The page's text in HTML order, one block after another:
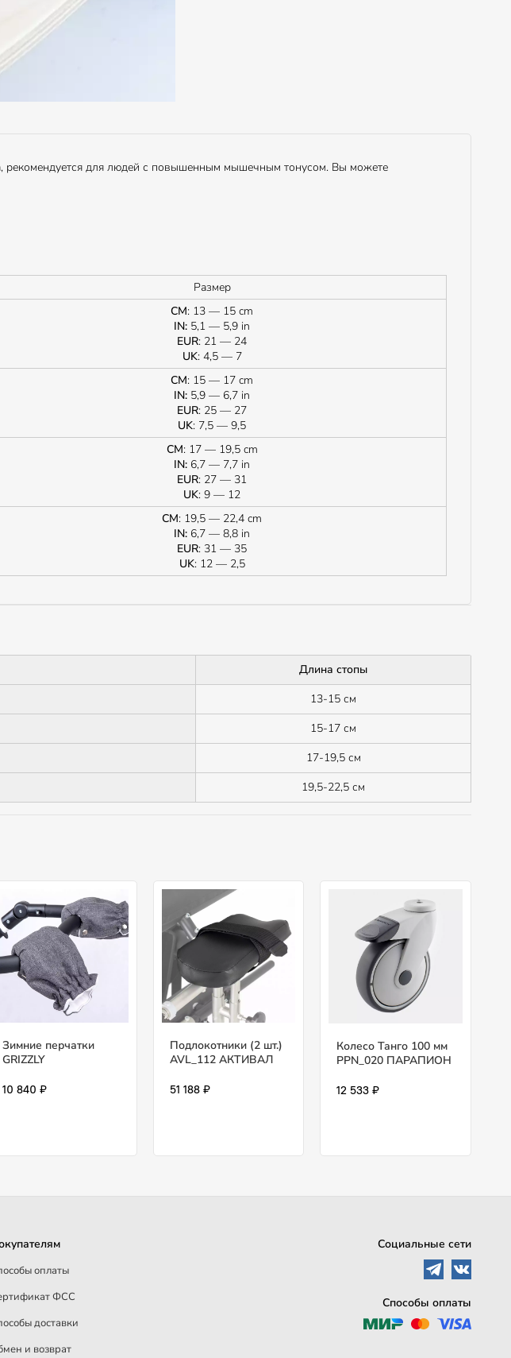
рекомендуется для людей с повышенным мышечным тонусом. Вы можете
Размер
CM: 13 — 15 cm
IN: 5,1 — 5,9 in
EUR: 21 — 24
UK: 4,5 — 7
CM: 15 — 17 cm
IN: 5,9 — 6,7 in
EUR: 25 — 27
UK: 7,5 — 9,5
CM: 17 — 19,5 cm
IN: 6,7 — 7,7 in
EUR: 27 — 31
UK: 9 — 12
CM: 19,5 — 22,4 cm
IN: 6,7 — 8,8 in
EUR: 31 — 35
UK: 12 — 2,5
Длина стопы
13-15 см
15-17 см
17-19,5 см
19,5-22,5 см
Зимние перчатки
GRIZZLY
10 840 ₽
Подлокотники (2 шт.)
AVL_112 АКТИВАЛ
51 188 ₽
Колесо Танго 100 мм
PPN_020 ПАРАПИОН
12 533 ₽
оплаты
ФСС
доставки
и возврат
Социальные сети
Способы оплаты